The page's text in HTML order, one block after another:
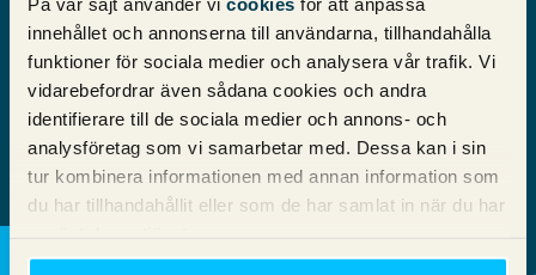
innehållet och annonserna till användarna, tillhandahålla
funktioner för sociala medier och analysera vår trafik. Vi
vidarebefordrar även sådana cookies och andra
identifierare till de sociala medier och annons- och
analysföretag som vi samarbetar med. Dessa kan i sin
tur kombinera informationen med annan information som
du har tillhandahållit eller som de har samlat in när du har
”Vi har dels fått en fantastiskt bra skjuts i
försäljningen och även befäst vårt
varumärke”